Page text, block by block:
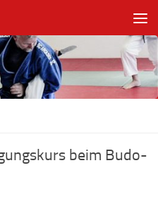
beim Budo-